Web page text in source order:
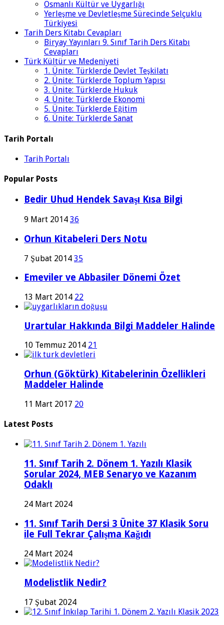
Osmanlı Kültür ve Uygarlığı
Yerleşme ve Devletleşme Sürecinde Selçuklu
Türkiyesi
Tarih Ders Kitabı Cevapları
Biryay Yayınları 9. Sınıf Tarih Ders Kitabı
Cevapları
Türk Kültür ve Medeniyeti
1. Ünite: Türklerde Devlet Teşkilatı
2. Ünite: Türklerde Toplum Yapısı
3. Ünite: Türklerde Hukuk
4. Ünite: Türklerde Ekonomi
5. Ünite: Türklerde Eğitim
6. Ünite: Türklerde Sanat
Tarih Portalı
Tarih Portalı
Popular Posts
Bedir Uhud Hendek Savaşı Kısa Bilgi
9 Mart 2014 36
Orhun Kitabeleri Ders Notu
7 Şubat 2014 35
Emeviler ve Abbasiler Dönemi Özet
13 Mart 2014 22
Urartular Hakkında Bilgi Maddeler Halinde
10 Temmuz 2014 21
Orhun (Göktürk) Kitabelerinin Özellikleri
Maddeler Halinde
11 Mart 2017 20
Latest Posts
11. Sınıf Tarih 2. Dönem 1. Yazılı Klasik
Sorular 2024, MEB Senaryo ve Kazanım
Odaklı
24 Mart 2024
11. Sınıf Tarih Dersi 3 Ünite 37 Klasik Soru
ile Full Tekrar Çalışma Kağıdı
24 Mart 2024
Modelistlik Nedir?
17 Şubat 2024